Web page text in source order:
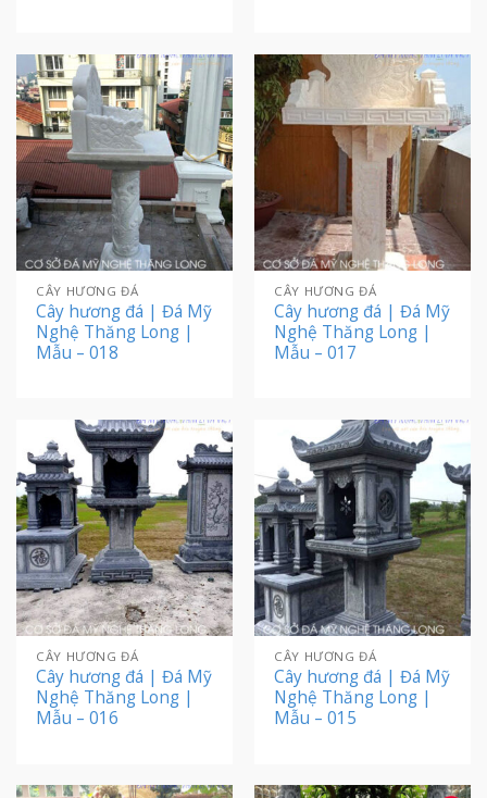
CÂY HƯƠNG ĐÁ
Cây hương đá | Đá Mỹ
Nghệ Thăng Long |
Mẫu – 018
CÂY HƯƠNG ĐÁ
Cây hương đá | Đá Mỹ
Nghệ Thăng Long |
Mẫu – 017
CÂY HƯƠNG ĐÁ
Cây hương đá | Đá Mỹ
Nghệ Thăng Long |
Mẫu – 016
CÂY HƯƠNG ĐÁ
Cây hương đá | Đá Mỹ
Nghệ Thăng Long |
Mẫu – 015